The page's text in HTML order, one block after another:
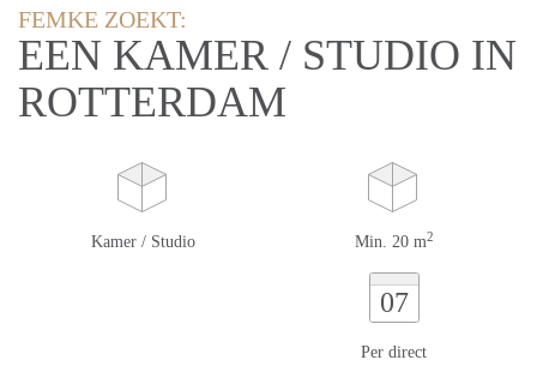
FEMKE ZOEKT:
EEN KAMER / STUDIO IN
ROTTERDAM
Kamer / Studio Min. 20 m2
07
Per direct